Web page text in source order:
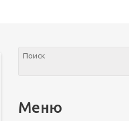
Меню